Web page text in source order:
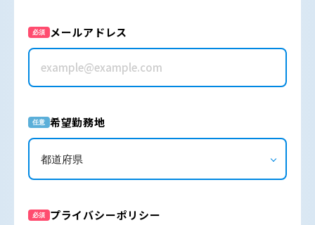
必須 メールアドレス
任意 希望勤務地
必須 プライバシーポリシー